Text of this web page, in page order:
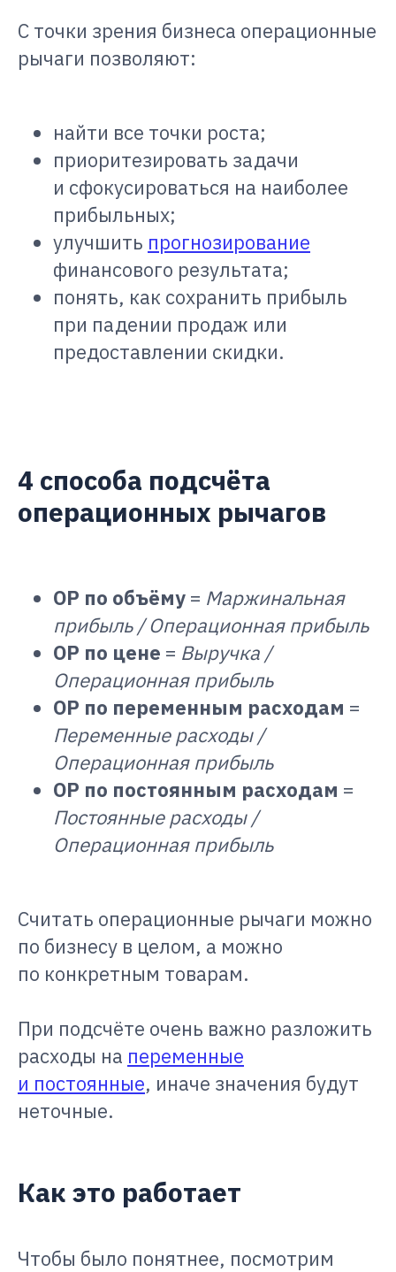
С точки зрения бизнеса операционные
рычаги позволяют:
найти все точки роста;
приоритезировать задачи
и сфокусироваться на наиболее
прибыльных;
улучшить прогнозирование
финансового результата;
понять, как сохранить прибыль
при падении продаж или
предоставлении скидки.
4 способа подсчёта
операционных рычагов
ОР по объёму = Маржинальная
прибыль / Операционная прибыль
ОР по цене = Выручка /
Операционная прибыль
ОР по переменным расходам =
Переменные расходы /
Операционная прибыль
ОР по постоянным расходам =
Постоянные расходы /
Операционная прибыль
Считать операционные рычаги можно
по бизнесу в целом, а можно
по конкретным товарам.
При подсчёте очень важно разложить
расходы на переменные
и постоянные, иначе значения будут
неточные.
Как это работает
Чтобы было понятнее, посмотрим